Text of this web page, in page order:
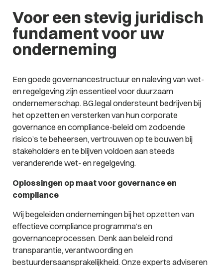
Voor een stevig juridisch
fundament voor uw
onderneming
Een goede governancestructuur en naleving van wet-
en regelgeving zijn essentieel voor duurzaam
ondernemerschap. BG.legal ondersteunt bedrijven bij
het opzetten en versterken van hun corporate
governance en compliance-beleid om zodoende
risico’s te beheersen, vertrouwen op te bouwen bij
stakeholders en te blijven voldoen aan steeds
veranderende wet- en regelgeving.
Oplossingen op maat voor governance en
compliance
Wij begeleiden ondernemingen bij het opzetten van
effectieve compliance programma’s en
governanceprocessen. Denk aan beleid rond
transparantie, verantwoording en
bestuurdersaansprakelijkheid. Onze experts adviseren